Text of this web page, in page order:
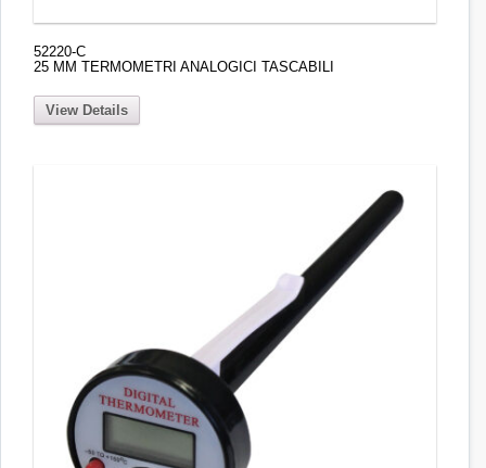
52220-C
25 MM TERMOMETRI ANALOGICI TASCABILI
View Details